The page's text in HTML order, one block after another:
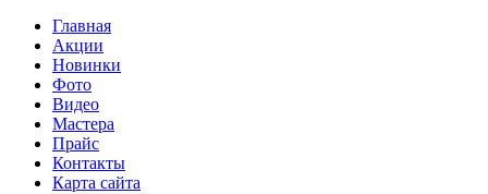
Главная
Акции
Новинки
Фото
Видео
Мастера
Прайс
Контакты
Карта сайта